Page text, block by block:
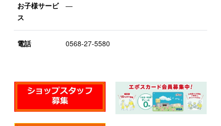
お子様サービ
ス
―
電話 0568-27-5580